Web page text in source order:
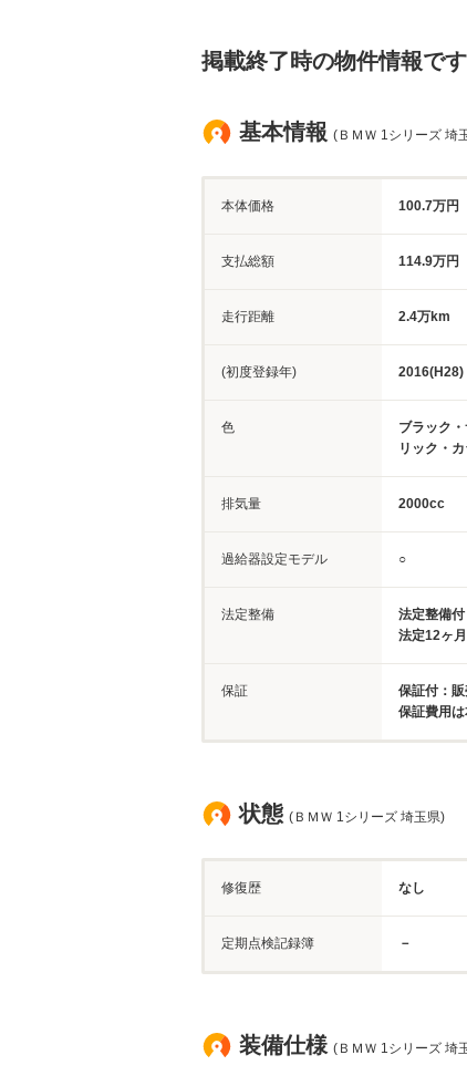
掲載終了時の物件情報です
基本情報 (ＢＭＷ 1シリーズ 埼
本体価格 100.7万円
支払総額 114.9万円
走行距離 2.4万km
(初度登録年) 2016(H28)
色
ブラック
リック・
排気量 2000cc
過給器設定モデル ○
法定整備
法定整備付
法定12ヶ
保証
保証付：
保証費用
状態 (ＢＭＷ 1シリーズ 埼玉県)
修復歴 なし
定期点検記録簿 －
装備仕様 (ＢＭＷ 1シリーズ 埼